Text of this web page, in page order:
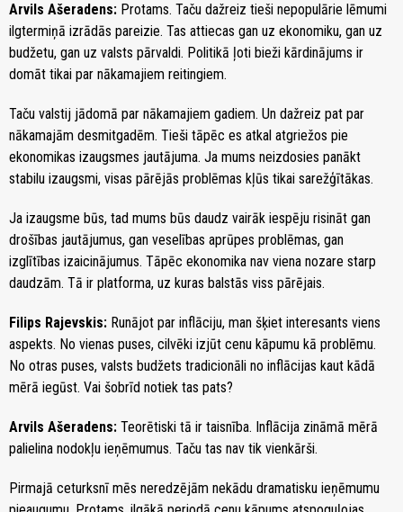
Arvils Ašeradens: Protams. Taču dažreiz tieši nepopulārie lēmumi
ilgtermiņā izrādās pareizie. Tas attiecas gan uz ekonomiku, gan uz
budžetu, gan uz valsts pārvaldi. Politikā ļoti bieži kārdinājums ir
domāt tikai par nākamajiem reitingiem.
Taču valstij jādomā par nākamajiem gadiem. Un dažreiz pat par
nākamajām desmitgadēm. Tieši tāpēc es atkal atgriežos pie
ekonomikas izaugsmes jautājuma. Ja mums neizdosies panākt
stabilu izaugsmi, visas pārējās problēmas kļūs tikai sarežģītākas.
Ja izaugsme būs, tad mums būs daudz vairāk iespēju risināt gan
drošības jautājumus, gan veselības aprūpes problēmas, gan
izglītības izaicinājumus. Tāpēc ekonomika nav viena nozare starp
daudzām. Tā ir platforma, uz kuras balstās viss pārējais.
Filips Rajevskis: Runājot par inflāciju, man šķiet interesants viens
aspekts. No vienas puses, cilvēki izjūt cenu kāpumu kā problēmu.
No otras puses, valsts budžets tradicionāli no inflācijas kaut kādā
mērā iegūst. Vai šobrīd notiek tas pats?
Arvils Ašeradens: Teorētiski tā ir taisnība. Inflācija zināmā mērā
palielina nodokļu ieņēmumus. Taču tas nav tik vienkārši.
Pirmajā ceturksnī mēs neredzējām nekādu dramatisku ieņēmumu